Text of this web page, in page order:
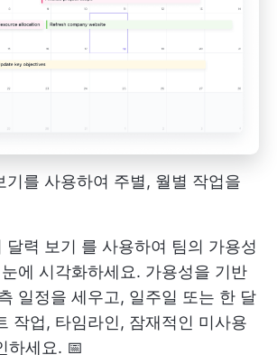
를 사용하여 주별, 월별 작업을
달력 보기 를 사용하여 팀의 가용성
에 시각화하세요. 가용성을 기반
일정을 세우고, 일주일 또는 한 달
작업, 타임라인, 잠재적인 미사용
하세요. 📅